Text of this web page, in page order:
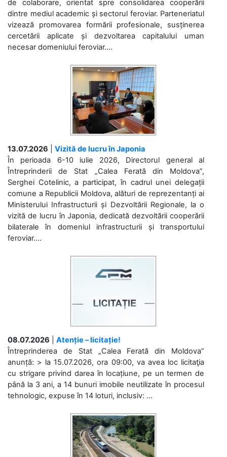
de colaborare, orientat spre consolidarea cooperării
dintre mediul academic și sectorul feroviar. Parteneriatul
vizează promovarea formării profesionale, susținerea
cercetării aplicate și dezvoltarea capitalului uman
necesar domeniului feroviar....
13.07.2026
Vizită de lucru în Japonia
În perioada 6-10 iulie 2026, Directorul general al
Întreprinderii de Stat „Calea Ferată din Moldova”,
Serghei Cotelinic, a participat, în cadrul unei delegații
comune a Republicii Moldova, alături de reprezentanți ai
Ministerului Infrastructurii și Dezvoltării Regionale, la o
vizită de lucru în Japonia, dedicată dezvoltării cooperării
bilaterale în domeniul infrastructurii și transportului
feroviar....
08.07.2026
Atenție – licitație!
Întreprinderea de Stat „Calea Ferată din Moldova”
anunță: > la 15.07.2026, ora 09:00, va avea loc licitaţia
cu strigare privind darea în locațiune, pe un termen de
până la 3 ani, a 14 bunuri imobile neutilizate în procesul
tehnologic, expuse în 14 loturi, inclusiv: ...